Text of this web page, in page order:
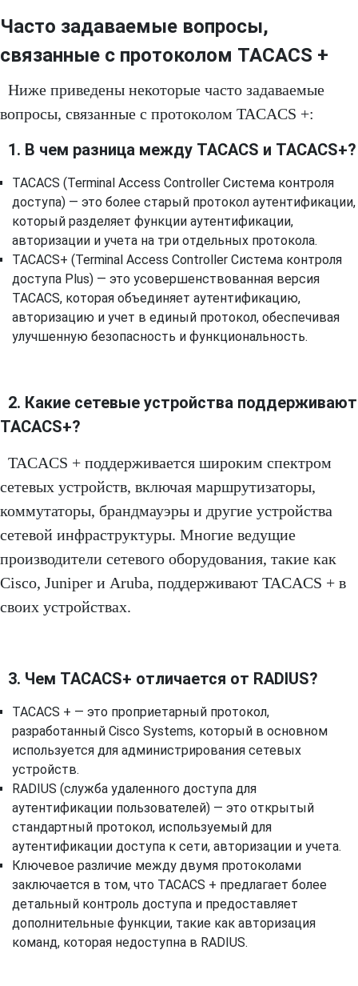
Часто задаваемые вопросы,
связанные с протоколом TACACS +
Ниже приведены некоторые часто задаваемые
вопросы, связанные с протоколом TACACS +:
1. В чем разница между TACACS и TACACS+?
TACACS (Terminal Access Controller Система контроля
доступа) — это более старый протокол аутентификации,
который разделяет функции аутентификации,
авторизации и учета на три отдельных протокола.
TACACS+ (Terminal Access Controller Система контроля
доступа Plus) — это усовершенствованная версия
TACACS, которая объединяет аутентификацию,
авторизацию и учет в единый протокол, обеспечивая
улучшенную безопасность и функциональность.
2. Какие сетевые устройства поддерживают
TACACS+?
TACACS + поддерживается широким спектром
сетевых устройств, включая маршрутизаторы,
коммутаторы, брандмауэры и другие устройства
сетевой инфраструктуры. Многие ведущие
производители сетевого оборудования, такие как
Cisco, Juniper и Aruba, поддерживают TACACS + в
своих устройствах.
3. Чем TACACS+ отличается от RADIUS?
TACACS + — это проприетарный протокол,
разработанный Cisco Systems, который в основном
используется для администрирования сетевых
устройств.
RADIUS (служба удаленного доступа для
аутентификации пользователей) — это открытый
стандартный протокол, используемый для
аутентификации доступа к сети, авторизации и учета.
Ключевое различие между двумя протоколами
заключается в том, что TACACS + предлагает более
детальный контроль доступа и предоставляет
дополнительные функции, такие как авторизация
команд, которая недоступна в RADIUS.